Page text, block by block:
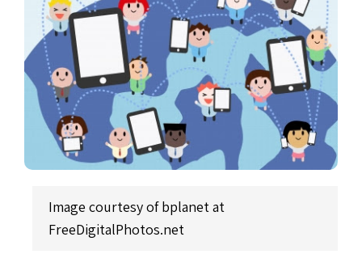
Image courtesy of bplanet at
FreeDigitalPhotos.net